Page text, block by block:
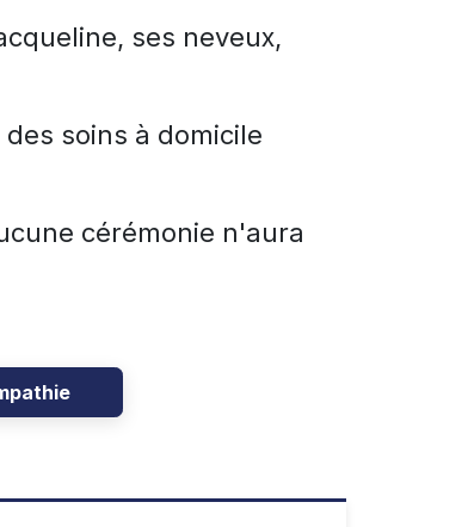
ses neveux,
soins à domicile
cérémonie n'aura